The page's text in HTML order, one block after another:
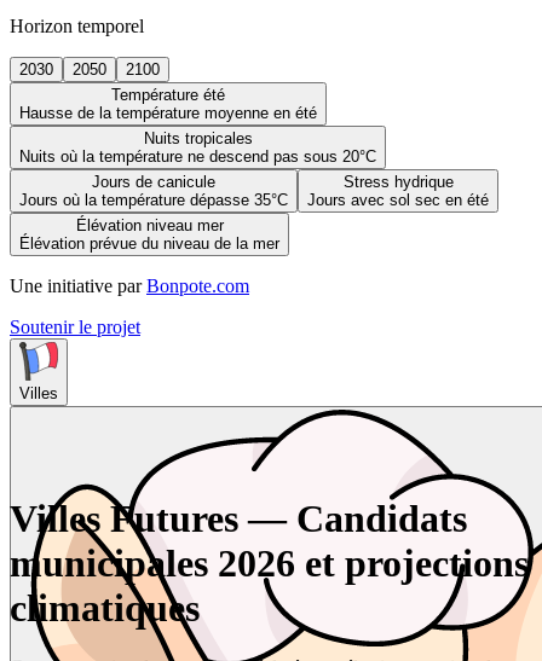
Horizon temporel
2030 2050
2100
Température été
Hausse de la température moyenne en été
Nuits tropicales
Nuits où la température ne descend pas sous 20°C
Jours de canicule
Jours où la température dépasse 35°C
Stress hydrique
Jours avec sol sec en été
Élévation niveau mer
Élévation prévue du niveau de la mer
Une initiative par Bonpote.com
Soutenir le projet
Villes
Villes Futures — Candidats
municipales 2026 et projections
climatiques